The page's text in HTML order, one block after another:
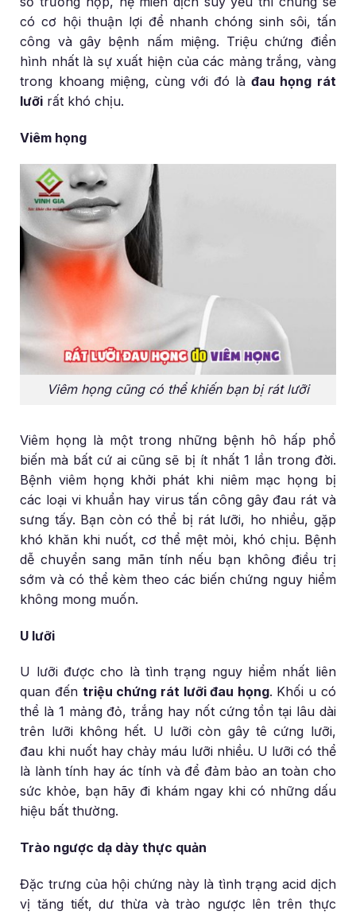
có cơ hội thuận lợi để nhanh chóng sinh sôi, tấn
công và gây bệnh nấm miệng. Triệu chứng điển
hình nhất là sự xuất hiện của các mảng trắng, vàng
trong khoang miệng, cùng với đó làđau họng rát
lưỡi rất khó chịu.
Viêm họng
Viêm họng cũng có thể khiến bạn bị rát lưỡi
Viêm họng là một trong những bệnh hô hấp phổ
biến mà bất cứ ai cũng sẽ bị ít nhất 1 lần trong đời.
Bệnh viêm họng khởi phát khi niêm mạc họng bị
các loại vi khuẩn hay virus tấn công gây đau rát và
sưng tấy. Bạn còn có thể bị rát lưỡi, ho nhiều, gặp
khó khăn khi nuốt, cơ thể mệt mỏi, khó chịu. Bệnh
dễ chuyển sang mãn tính nếu bạn không điều trị
sớm và có thể kèm theo các biến chứng nguy hiểm
không mong muốn.
U lưỡi
U lưỡi được cho là tình trạng nguy hiểm nhất liên
quan đến triệu chứng rát lưỡi đau họng. Khối u có
thể là 1 mảng đỏ, trắng hay nốt cứng tồn tại lâu dài
trên lưỡi không hết. U lưỡi còn gây tê cứng lưỡi,
đau khi nuốt hay chảy máu lưỡi nhiều. U lưỡi có thể
là lành tính hay ác tính và để đảm bảo an toàn cho
sức khỏe, bạn hãy đi khám ngay khi có những dấu
hiệu bất thường.
Trào ngược dạ dày thực quản
Đặc trưng của hội chứng này là tình trạng acid dịch
vị tăng tiết, dư thừa và trào ngược lên trên thực